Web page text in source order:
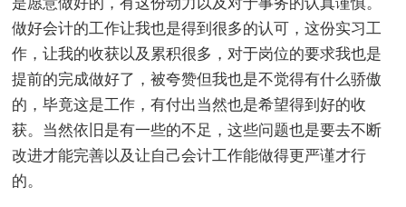
做好会计的工作让我也是得到很多的认可，这份实习工
作，让我的收获以及累积很多，对于岗位的要求我也是
提前的完成做好了，被夸赞但我也是不觉得有什么骄傲
的，毕竟这是工作，有付出当然也是希望得到好的收
获。当然依旧是有一些的不足，这些问题也是要去不断
改进才能完善以及让自己会计工作能做得更严谨才行
的。